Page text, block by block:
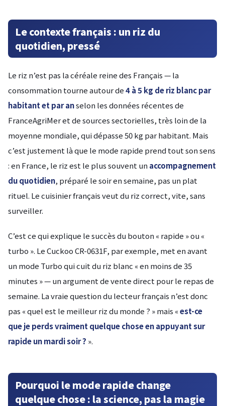
Le contexte français : un riz du
quotidien, pressé
Le riz n’est pas la céréale reine des Français — la
consommation tourne autour de4 à 5 kg de riz blanc par
habitant et par anselon les données récentes de
FranceAgriMer et de sources sectorielles, très loin de la
moyenne mondiale, qui dépasse 50 kg par habitant. Mais
c’est justement là que le mode rapide prend tout son sens
: en France, le riz est le plus souvent un accompagnement
du quotidien, préparé le soir en semaine, pas un plat
rituel. Le cuisinier français veut du riz correct, vite, sans
surveiller.
C’est ce qui explique le succès du bouton « rapide » ou «
turbo ». Le Cuckoo CR-0631F, par exemple, met en avant
un mode Turbo qui cuit du riz blanc « en moins de 35
minutes » — un argument de vente direct pour le repas de
semaine. La vraie question du lecteur français n’est donc
pas « quel est le meilleur riz du monde ? » mais «est-ce
que je perds vraiment quelque chose en appuyant sur
rapide un mardi soir ? ».
Pourquoi le mode rapide change
quelque chose : la science, pas la magie